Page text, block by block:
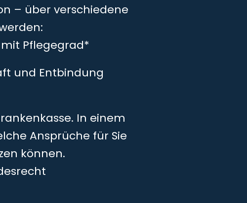
– über verschiedene
mit Pflegegrad*
und Entbindung
In einem
Ansprüche für Sie
können.